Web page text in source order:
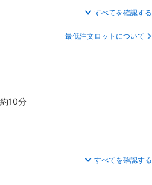
すべてを確認する
最低注文ロットについて
10分
すべてを確認する